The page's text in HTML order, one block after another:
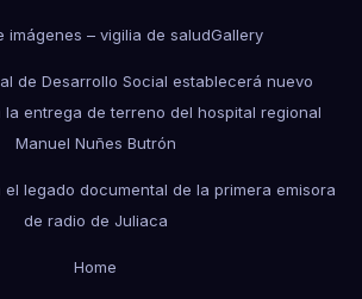
imágenes – vigilia de saludGallery
de Desarrollo Social establecerá nuevo
entrega de terreno del hospital regional
Manuel Nuñes Butrón
legado documental de la primera emisora
de radio de Juliaca
Home